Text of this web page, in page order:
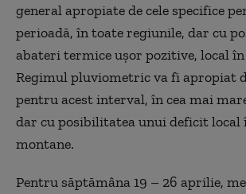
general apropiate de cele specifice
perioadă, în toate regiunile, dar cu
abateri termice ușor pozitive, local
Regimul pluviometric va fi apropiat
pentru acest interval, în cea mai
dar cu posibilitatea unui deficit local
montane.
Pentru săptămâna 19 – 26 aprilie,